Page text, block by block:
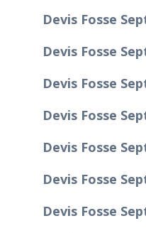
Devis Fosse
Devis Fosse
Devis Fosse
Devis Fosse
Devis Fosse
Devis Fosse
Devis Fosse